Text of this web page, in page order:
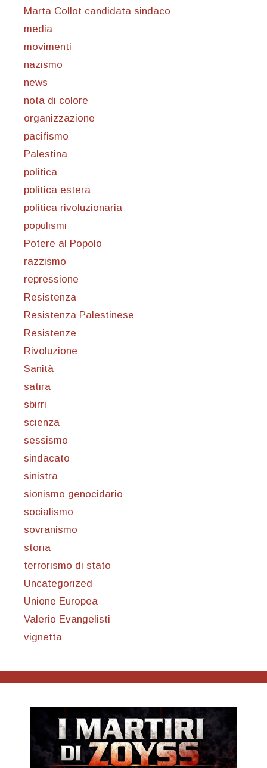
Marta Collot candidata sindaco
media
movimenti
nazismo
news
nota di colore
organizzazione
pacifismo
Palestina
politica
politica estera
politica rivoluzionaria
populismi
Potere al Popolo
razzismo
repressione
Resistenza
Resistenza Palestinese
Resistenze
Rivoluzione
Sanità
satira
sbirri
scienza
sessismo
sindacato
sinistra
sionismo genocidario
socialismo
sovranismo
storia
terrorismo di stato
Uncategorized
Unione Europea
Valerio Evangelisti
vignetta